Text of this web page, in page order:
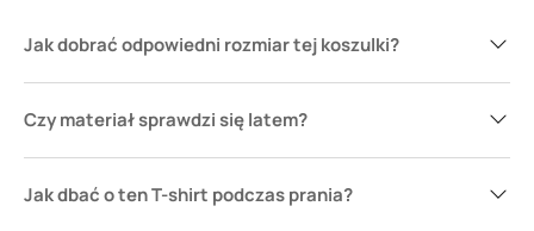
Jak dobrać odpowiedni rozmiar tej koszulki?
Czy materiał sprawdzi się latem?
Jak dbać o ten T-shirt podczas prania?